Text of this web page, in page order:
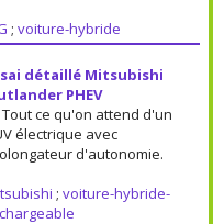
; voiture-hybride
détaillé Mitsubishi
PHEV
ce qu'on attend d'un
électrique avec
d'autonomie.
; voiture-hybride-